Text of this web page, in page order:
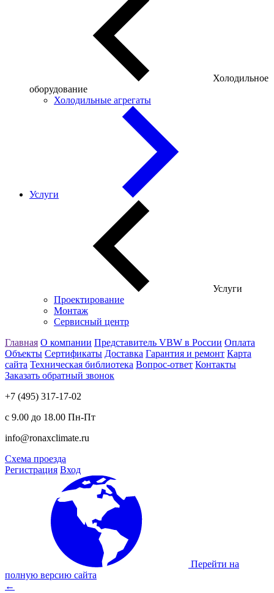
Холодильное
оборудование
Холодильные агрегаты
Услуги
Услуги
Проектирование
Монтаж
Сервисный центр
Главная О компании Представитель VBW в России Оплата
Объекты Сертификаты Доставка Гарантия и ремонт Карта
сайта Техническая библиотека Вопрос-ответ Контакты
Заказать обратный звонок
+7 (495) 317-17-02
с 9.00 до 18.00 Пн-Пт
info@ronaxclimate.ru
Схема проезда
Регистрация Вход
Перейти на
полную версию сайта
←